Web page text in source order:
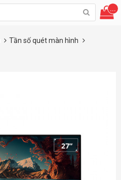
...
Tần số quét màn hình